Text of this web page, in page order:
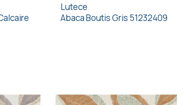
Lutece
Abaca Boutis Gris 51232409